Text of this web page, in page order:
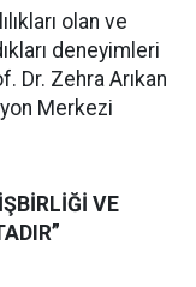
olan ve
deneyimleri
Dr. Zehra Arıkan
Merkezi
VE